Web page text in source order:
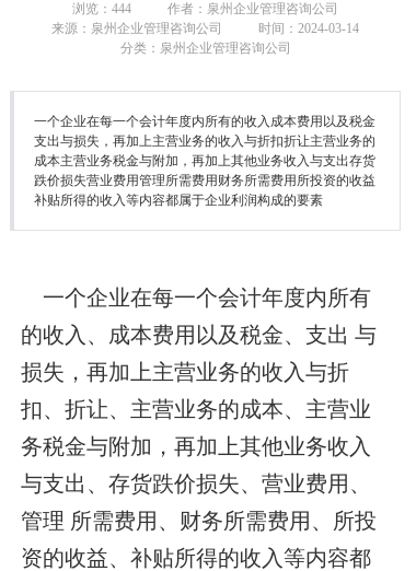
文化绩
降本增
联系我
浏览： 444
作者：泉州企业管理咨询公司
来源：泉州企业管理咨询公司
时间：2024-03-14
分类：泉州企业管理咨询公司
一个企业在每一个会计年度内所有的收入成本费用以及税金
支出与损失，再加上主营业务的收入与折扣折让主营业务的
成本主营业务税金与附加，再加上其他业务收入与支出存货
跌价损失营业费用管理所需费用财务所需费用所投资的收益
补贴所得的收入等内容都属于企业利润构成的要素
一个企业在每一个会计年度内所有
的收入、成本费用以及税金、支出 与
损失，再加上主营业务的收入与折
扣、折让、主营业务的成本、主营业
务税金与附加，再加上其他业务收入
与支出、存货跌价损失、营业费用、
管理 所需费用、财务所需费用、所投
资的收益、补贴所得的收入等内容都